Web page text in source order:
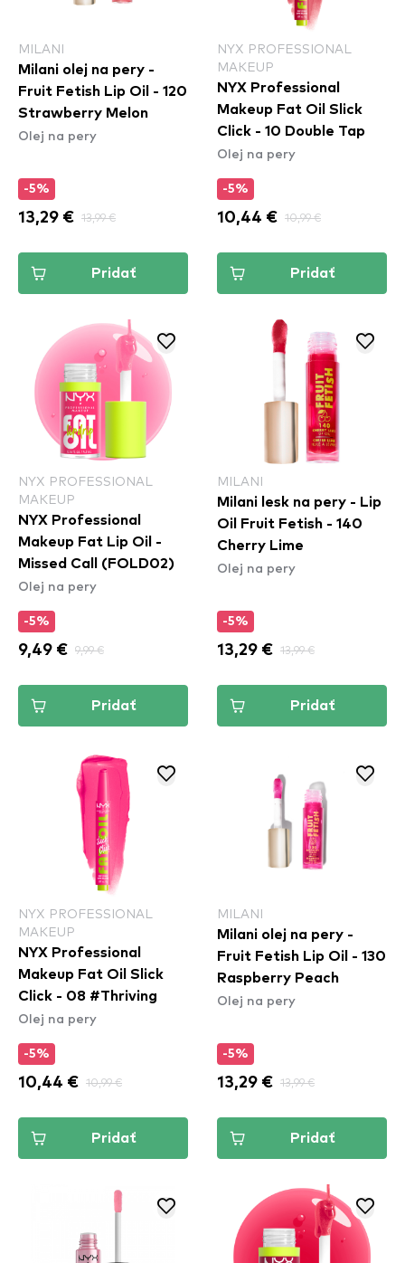
MILANI
Milani olej na pery -
Fruit Fetish Lip Oil - 120
Strawberry Melon
Olej na pery
-5%
13,29 € 13,99 €
Pridať
NYX PROFESSIONAL
MAKEUP
NYX Professional
Makeup Fat Oil Slick
Click - 10 Double Tap
Olej na pery
-5%
10,44 € 10,99 €
Pridať
NYX PROFESSIONAL
MAKEUP
NYX Professional
Makeup Fat Lip Oil -
Missed Call (FOLD02)
Olej na pery
-5%
9,49 € 9,99 €
Pridať
MILANI
Milani lesk na pery - Lip
Oil Fruit Fetish - 140
Cherry Lime
Olej na pery
-5%
13,29 € 13,99 €
Pridať
NYX PROFESSIONAL
MAKEUP
NYX Professional
Makeup Fat Oil Slick
Click - 08 #Thriving
Olej na pery
-5%
10,44 € 10,99 €
Pridať
MILANI
Milani olej na pery -
Fruit Fetish Lip Oil - 130
Raspberry Peach
Olej na pery
-5%
13,29 € 13,99 €
Pridať